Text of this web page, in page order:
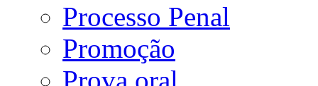
Processo Penal
Promoção